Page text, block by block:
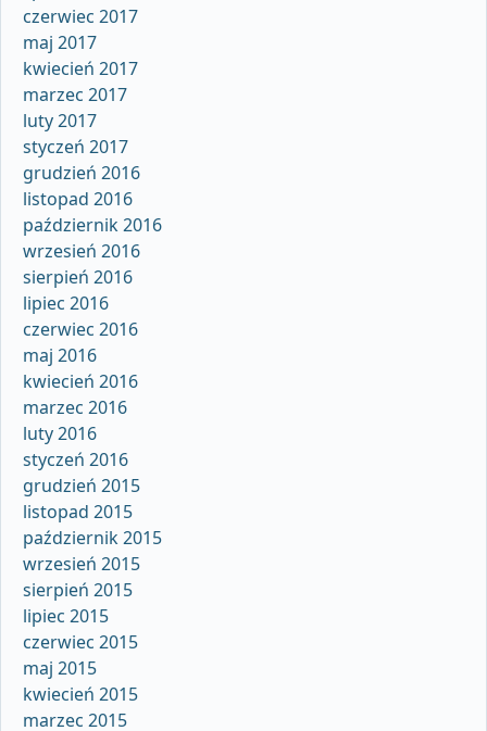
czerwiec 2017
maj 2017
kwiecień 2017
marzec 2017
luty 2017
styczeń 2017
grudzień 2016
listopad 2016
październik 2016
wrzesień 2016
sierpień 2016
lipiec 2016
czerwiec 2016
maj 2016
kwiecień 2016
marzec 2016
luty 2016
styczeń 2016
grudzień 2015
listopad 2015
październik 2015
wrzesień 2015
sierpień 2015
lipiec 2015
czerwiec 2015
maj 2015
kwiecień 2015
marzec 2015